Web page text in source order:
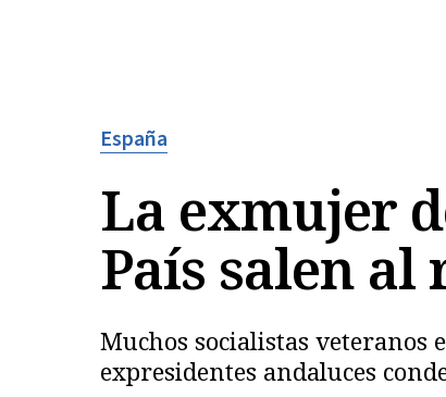
España
La exmujer
País salen al
Muchos socialistas veteranos
expresidentes andaluces